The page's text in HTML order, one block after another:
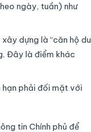
ngày, tuần) như
dựng là “căn hộ du
Đây là điểm khác
hạn phải đối mặt với
tin Chính phủ để